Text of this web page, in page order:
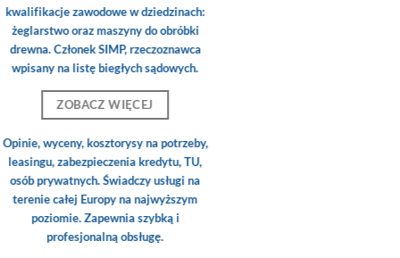
kwalifikacje zawodowe w dziedzinach:
żeglarstwo oraz maszyny do obróbki
drewna. Członek SIMP, rzeczoznawca
wpisany na listę biegłych sądowych.
ZOBACZ WIĘCEJ
Opinie, wyceny, kosztorysy na potrzeby,
leasingu, zabezpieczenia kredytu, TU,
osób prywatnych. Świadczy usługi na
terenie całej Europy na najwyższym
poziomie. Zapewnia szybką i
profesjonalną obsługę.